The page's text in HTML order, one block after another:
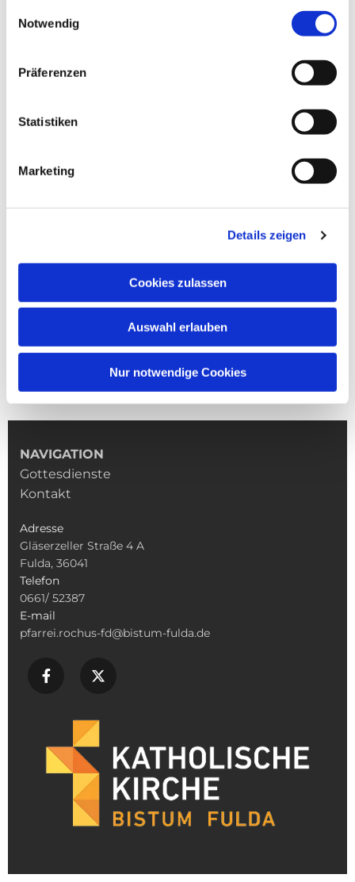
Notwendig
Präferenzen
Statistiken
Marketing
Details zeigen
Cookies zulassen
Auswahl erlauben
Nur notwendige Cookies
NAVIGATION
Gottesdienste
Kontakt
Adresse
Gläserzeller Straße 4 A
Fulda, 36041
Telefon
0661/ 52387
E-mail
pfarrei.rochus-fd@bistum-fulda.de